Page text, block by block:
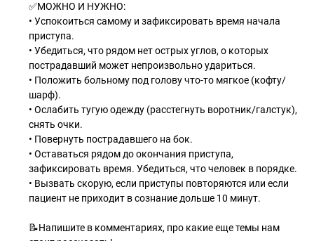
✅МОЖНО И НУЖНО:
• Успокоиться самому и зафиксировать время начала
приступа.
• Убедиться, что рядом нет острых углов, о которых
пострадавший может непроизвольно удариться.
• Положить больному под голову что-то мягкое (кофту/
шарф).
• Ослабить тугую одежду (расстегнуть воротник/галстук),
снять очки.
• Повернуть пострадавшего на бок.
• Оставаться рядом до окончания приступа,
зафиксировать время. Убедиться, что человек в порядке.
• Вызвать скорую, если приступы повторяются или если
пациент не приходит в сознание дольше 10 минут.
📝Напишите в комментариях, про какие еще темы нам